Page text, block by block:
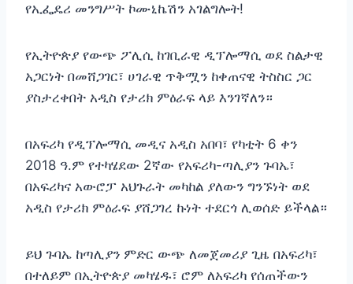
የኢፌዴሪ መንግሥት ኮሙኒኬሽን አገልግሎት!
የኢትዮጵያ የውጭ ፖሊሲ ከገቢራዊ ዲፕሎማሲ ወደ ስልታዊ
አጋርነት በመሸጋገር፣ ሀገራዊ ጥቅሟን ከቀጠናዊ ትስስር ጋር
ያስታረቀበት አዲስ የታሪክ ምዕራፍ ላይ እንገኛለን።
በአፍሪካ የዲፕሎማሲ መዲና አዲስ አበባ፣ የካቲት 6 ቀን
2018 ዓ.ም የተካሄደው 2ኛው የአፍሪካ-ጣሊያን ጉባኤ፣
በአፍሪካና አውሮፓ አህጉራት መካከል ያለውን ግንኙነት ወደ
አዲስ የታሪክ ምዕራፍ ያሸጋገረ ኩነት ተደርጎ ሊወሰድ ይችላል።
ይህ ጉባኤ ከጣሊያን ምድር ውጭ ለመጀመሪያ ጊዜ በአፍሪካ፣
በተለይም በኢትዮጵያ መካሄዱ፣ ሮም ለአፍሪካ የሰጠችውን